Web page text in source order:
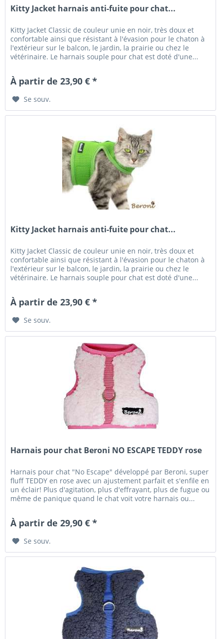
Kitty Jacket harnais anti-fuite pour chat...
Kitty Jacket Classic de couleur unie en noir, très doux et
confortable ainsi que résistant à l'évasion pour le chaton à
l'extérieur sur le balcon, le jardin, la prairie ou chez le
vétérinaire. Le harnais souple pour chat est doté d'une...
À partir de 23,90 € *
Se souv.
Kitty Jacket harnais anti-fuite pour chat...
Kitty Jacket Classic de couleur unie en noir, très doux et
confortable ainsi que résistant à l'évasion pour le chaton à
l'extérieur sur le balcon, le jardin, la prairie ou chez le
vétérinaire. Le harnais souple pour chat est doté d'une...
À partir de 23,90 € *
Se souv.
Harnais pour chat Beroni NO ESCAPE TEDDY rose
Harnais pour chat "No Escape" développé par Beroni, super
fluff TEDDY en rose avec un ajustement parfait et s'enfile en
un éclair! Plus d'agitation, plus d'effrayant, plus de fugue ou
même de panique quand le chat voit votre harnais ou...
À partir de 29,90 € *
Se souv.